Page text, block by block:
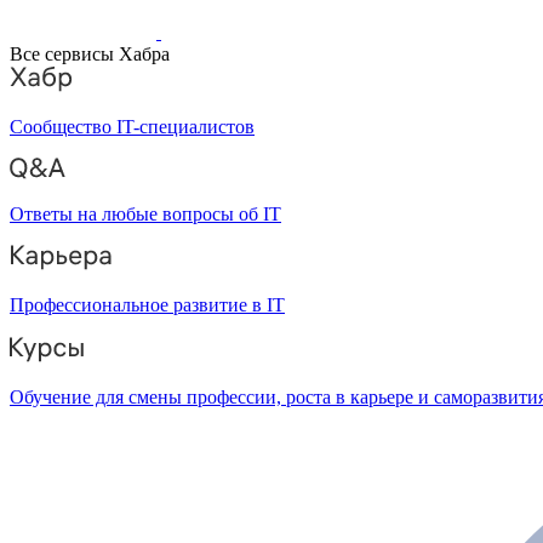
Все сервисы Хабра
Сообщество IT-специалистов
Ответы на любые вопросы об IT
Профессиональное развитие в IT
Обучение для смены профессии, роста в карьере и